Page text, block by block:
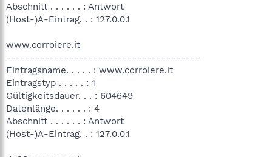
Abschnitt . . . . . . : Antwort
(Host-)A-Eintrag. . : 127.0.0.1
www.corroiere.it
----------------------------------------
Eintragsname. . . . . : www.corroiere.it
Eintragstyp . . . . . : 1
Gültigkeitsdauer. . . : 604649
Datenlänge. . . . . . : 4
Abschnitt . . . . . . : Antwort
(Host-)A-Eintrag. . : 127.0.0.1